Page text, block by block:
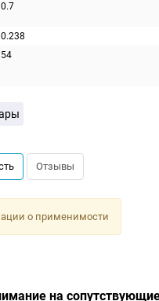
0.7
0.238
54
Отзывы
о применимости
на